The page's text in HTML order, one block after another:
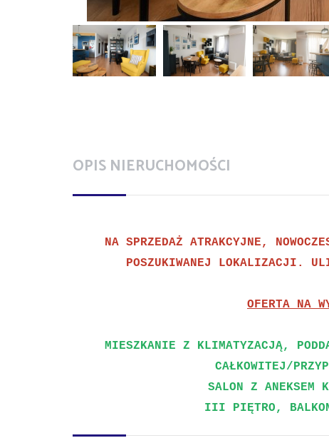
OPIS NIERUCHOMOŚCI
NA SPRZEDAŻ ATRAKCYJNE,
POSZUKIWANEJ LOKALIZACJI.
OFERTA NA
MIESZKANIE Z KLIMATYZACJĄ,
CAŁKOWITEJ/
SALON Z ANEKSEM
III PIĘTRO,